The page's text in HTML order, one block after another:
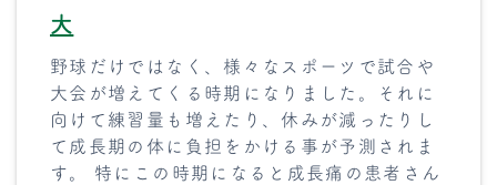
大
野球だけではなく、様々なスポーツで試合や
大会が増えてくる時期になりました。それに
向けて練習量も増えたり、休みが減ったりし
て成長期の体に負担をかける事が予測されま
す。 特にこの時期になると成長痛の患者さん